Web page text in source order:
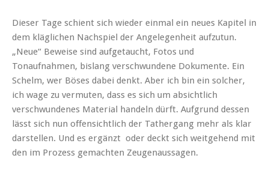
Dieser Tage schient sich wieder einmal ein neues Kapitel in
dem kläglichen Nachspiel der Angelegenheit aufzutun.
„Neue“ Beweise sind aufgetaucht, Fotos und
Tonaufnahmen, bislang verschwundene Dokumente. Ein
Schelm, wer Böses dabei denkt. Aber ich bin ein solcher,
ich wage zu vermuten, dass es sich um absichtlich
verschwundenes Material handeln dürft. Aufgrund dessen
lässt sich nun offensichtlich der Tathergang mehr als klar
darstellen. Und es ergänzt oder deckt sich weitgehend mit
den im Prozess gemachten Zeugenaussagen.